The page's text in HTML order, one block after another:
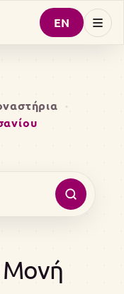
EN
Μονή